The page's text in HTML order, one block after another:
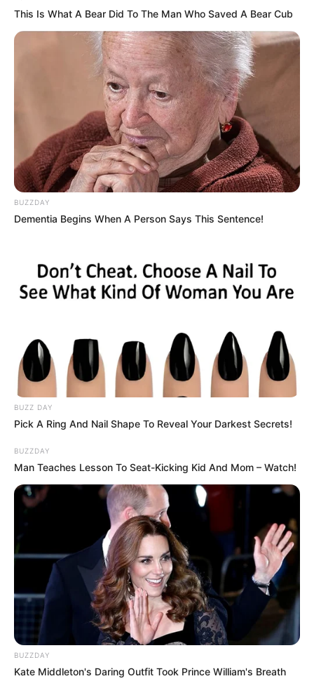
hogyvolt.co - 2026 |Adatvédelem